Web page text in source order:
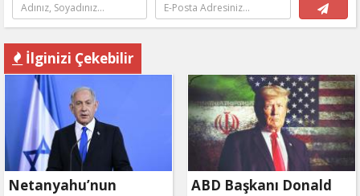
İlginizi Çekebilir
Netanyahu’nun
ABD Başkanı Donald